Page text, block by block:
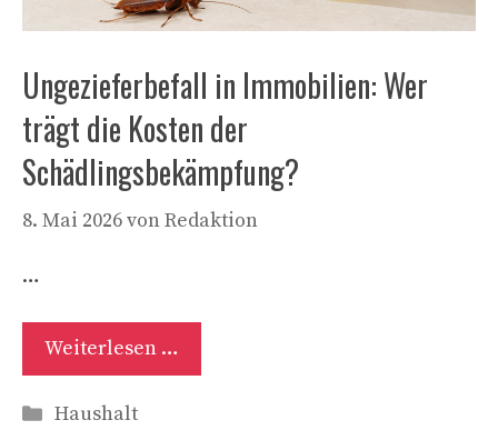
Ungezieferbefall in Immobilien: Wer
trägt die Kosten der
Schädlingsbekämpfung?
8. Mai 2026vonRedaktion
…
Weiterlesen …
Kategorien
Haushalt